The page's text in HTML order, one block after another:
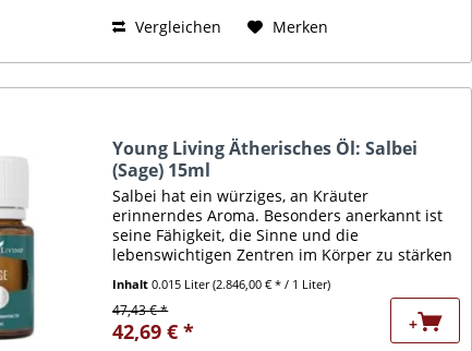
Vergleichen Merken
Young Living Ätherisches Öl: Salbei
(Sage) 15ml
Salbei hat ein würziges, an Kräuter
erinnerndes Aroma. Besonders anerkannt ist
seine Fähigkeit, die Sinne und die
lebenswichtigen Zentren im Körper zu stärken
unterstützend auf Atmungs-,...
Inhalt0.015 Liter(2.846,00 € * / 1 Liter)
47,43 € *
42,69 € * +